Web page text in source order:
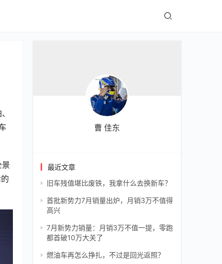
曹 佳东
最近文章
旧车残值堪比废铁，我拿什么去换新车？
首批新势力7月销量出炉，月销3万不值得
高兴
7月新势力销量：月销3万不值一提，零跑
都首破10万大关了
燃油车再怎么挣扎，不过是回光返照？